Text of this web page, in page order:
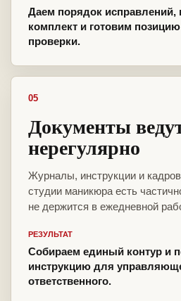
Даем порядок исправлений,
комплект и готовим
проверки.
05
Документы
нерегулярно
Журналы, инструкции и
студии маникюра есть
не держится в ежедневной
РЕЗУЛЬТАТ
Собираем единый контур и
инструкцию для
ответственного.